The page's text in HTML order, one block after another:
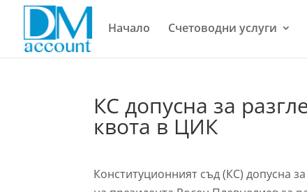
Начало Счетоводни услуги
КС допусна за
квота в ЦИК
Конституционният съд (КС) допусна